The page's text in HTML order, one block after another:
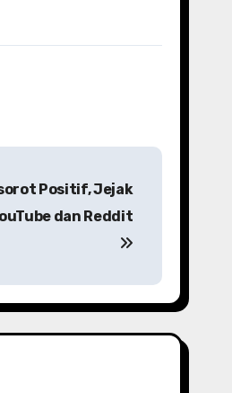
Positif, Jejak
dan Reddit